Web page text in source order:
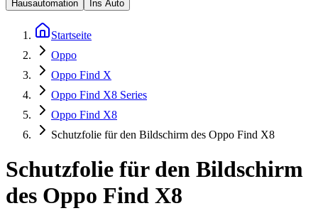
Hausautomation
Ins Auto
Startseite
Oppo
Oppo Find X
Oppo Find X8 Series
Oppo Find X8
Schutzfolie für den Bildschirm des Oppo Find X8
Schutzfolie für den Bildschirm
des Oppo Find X8